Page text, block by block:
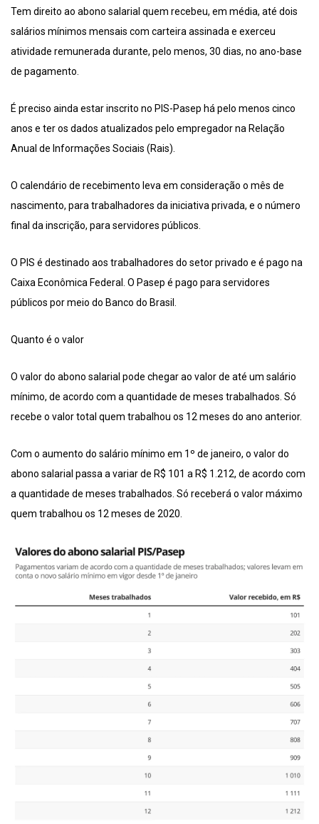
Tem direito ao abono salarial quem recebeu, em média, até dois
salários mínimos mensais com carteira assinada e exerceu
atividade remunerada durante, pelo menos, 30 dias, no ano-base
de pagamento.
É preciso ainda estar inscrito no PIS-Pasep há pelo menos cinco
anos e ter os dados atualizados pelo empregador na Relação
Anual de Informações Sociais (Rais).
O calendário de recebimento leva em consideração o mês de
nascimento, para trabalhadores da iniciativa privada, e o número
final da inscrição, para servidores públicos.
O PIS é destinado aos trabalhadores do setor privado e é pago na
Caixa Econômica Federal. O Pasep é pago para servidores
públicos por meio do Banco do Brasil.
Quanto é o valor
O valor do abono salarial pode chegar ao valor de até um salário
mínimo, de acordo com a quantidade de meses trabalhados. Só
recebe o valor total quem trabalhou os 12 meses do ano anterior.
Com o aumento do salário mínimo em 1º de janeiro, o valor do
abono salarial passa a variar de R$ 101 a R$ 1.212, de acordo com
a quantidade de meses trabalhados. Só receberá o valor máximo
quem trabalhou os 12 meses de 2020.